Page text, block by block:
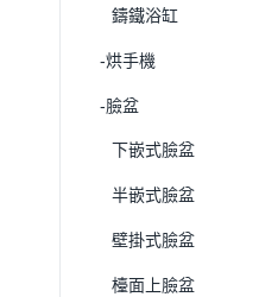
鑄鐵浴缸
-烘手機
-臉盆
下嵌式臉盆
半嵌式臉盆
壁掛式臉盆
檯面上臉盆